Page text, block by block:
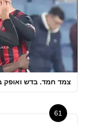
צמד חמד. בדש ואופק
61